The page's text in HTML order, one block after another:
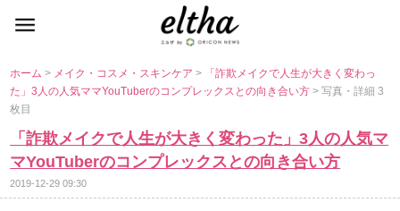
ホーム> メイク・コスメ・スキンケア>
「詐欺メイクで人生が大きく変わっ
た」3人の人気ママYouTuberのコンプレックスとの向き合い方> 写真・詳細 3
枚目
「詐欺メイクで人生が大きく変わった」3人の人気マ
マYouTuberのコンプレックスとの向き合い方
2019-12-29 09:30